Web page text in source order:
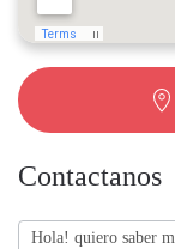
Contactanos
Contactanos